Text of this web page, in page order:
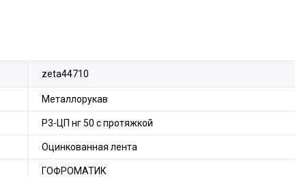
zeta44710
Металлорукав
Р3-ЦП нг 50 с протяжкой
Оцинкованная лента
ГОФРОМАТИК